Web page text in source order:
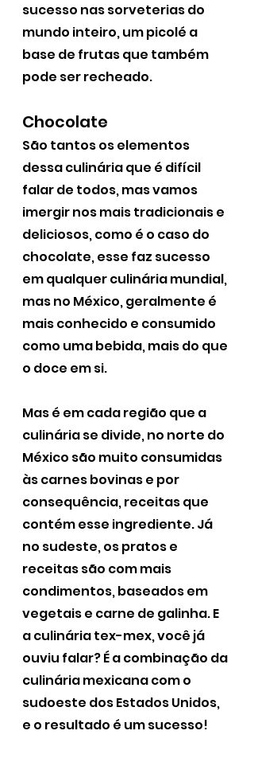
sucesso nas sorveterias do
mundo inteiro, um picolé a
base de frutas que também
pode ser recheado.
Chocolate
São tantos os elementos
dessa culinária que é difícil
falar de todos, mas vamos
imergir nos mais tradicionais e
deliciosos, como é o caso do
chocolate, esse faz sucesso
em qualquer culinária mundial,
mas no México, geralmente é
mais conhecido e consumido
como uma bebida, mais do que
o doce em si.
Mas é em cada região que a
culinária se divide, no norte do
México são muito consumidas
às carnes bovinas e por
consequência, receitas que
contém esse ingrediente. Já
no sudeste, os pratos e
receitas são com mais
condimentos, baseados em
vegetais e carne de galinha. E
a culinária tex-mex, você já
ouviu falar? É a combinação da
culinária mexicana com o
sudoeste dos Estados Unidos,
e o resultado é um sucesso!